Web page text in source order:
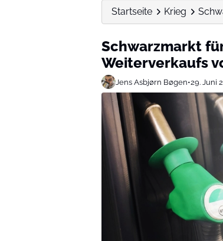
Startseite Krieg
Schwarzmarkt
Weiterverkaufs
Jens Asbjørn Bøgen•29. Juni